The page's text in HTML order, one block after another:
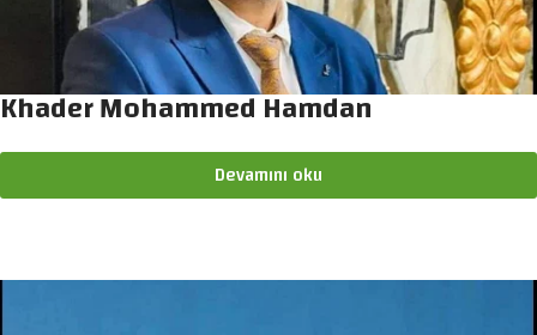
Khader Mohammed Hamdan
Devamını oku